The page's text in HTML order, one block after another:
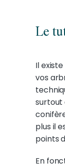
Le
Il
vos
surtout
plus il
points
En